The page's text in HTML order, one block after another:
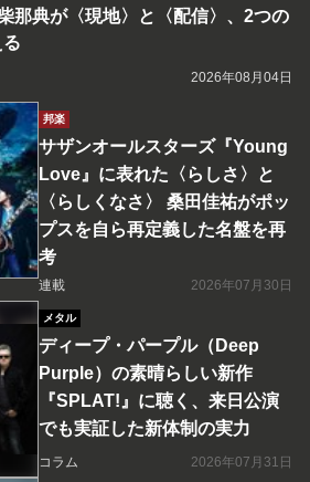
典が〈現地〉と〈配信〉、2つの
2026年08月04日
邦楽
サザンオールスターズ『Young
Love』に表れた〈らしさ〉と
〈らしくなさ〉 桑田佳祐がポッ
プスを自ら再定義した名盤を再
考
連載 2026年07月30日
メタル
ディープ・パープル（Deep
Purple）の素晴らしい新作
『SPLAT!』に聴く、来日公演
でも実証した新体制の実力
コラム 2026年07月31日